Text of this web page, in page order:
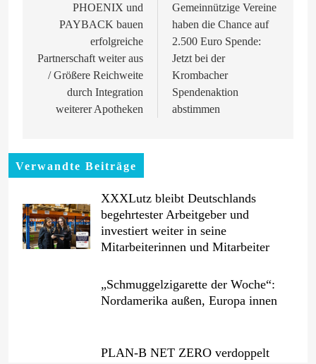
PHOENIX und
PAYBACK bauen
erfolgreiche
Partnerschaft weiter aus
/ Größere Reichweite
durch Integration
weiterer Apotheken
Gemeinnützige Vereine
haben die Chance auf
2.500 Euro Spende:
Jetzt bei der
Krombacher
Spendenaktion
abstimmen
Verwandte Beiträge
XXXLutz bleibt Deutschlands
begehrtester Arbeitgeber und
investiert weiter in seine
Mitarbeiterinnen und Mitarbeiter
„Schmuggelzigarette der Woche“:
Nordamerika außen, Europa innen
PLAN-B NET ZERO verdoppelt